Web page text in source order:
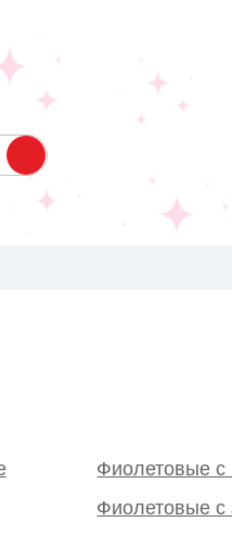
Фиолетовые с
Фиолетовые с